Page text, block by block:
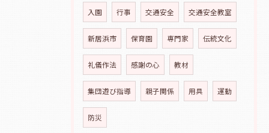
入園 行事 交通安全 交通安全教室
新居浜市 保育園 専門家 伝統文化
礼儀作法 感謝の心 教材
集団遊び指導 親子関係 用具 運動
防災